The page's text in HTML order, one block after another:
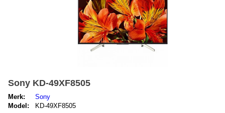
Sony KD-49XF8505
Merk:
Sony
Model:
KD-49XF8505